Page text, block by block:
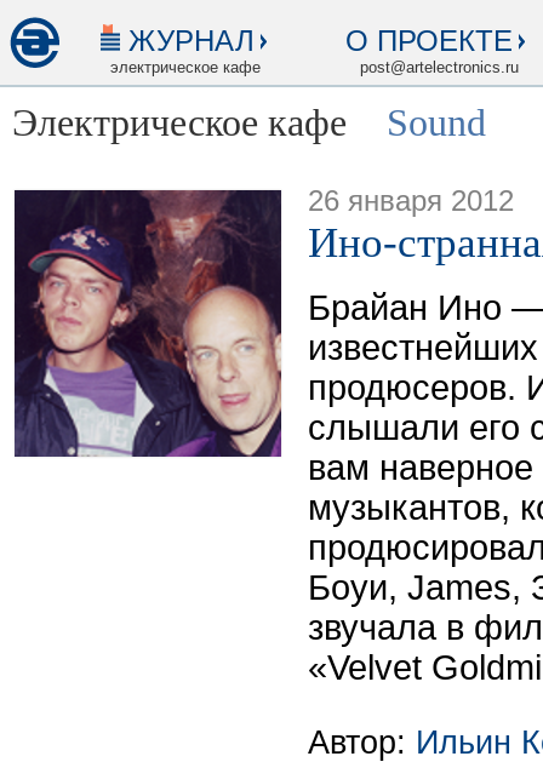
ЖУРНАЛ
электрическое кафе
О ПРОЕКТЕ
post@artelectronics.ru
Электрическое кафе Sound
26 января 2012
Ино-
Брайан Ино
продюсеров.
слышали его
вам
музыкантов,
Боуи, James,
звучала в
«Velvet
Автор: Ильин